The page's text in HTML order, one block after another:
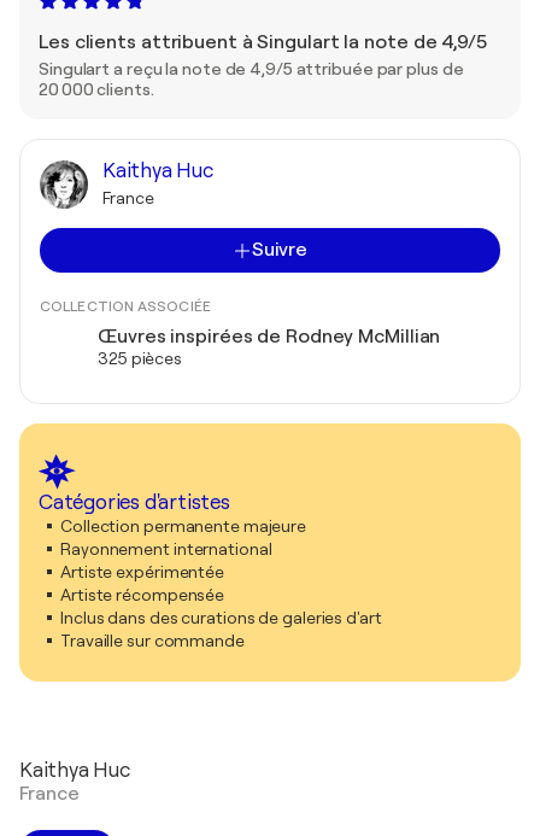
Les clients attribuent à Singulart la note de 4,9/5
Singulart a reçu la note de 4,9/5 attribuée par plus de
20 000 clients.
Kaithya Huc
France
Suivre
COLLECTION ASSOCIÉE
Œuvres inspirées de Rodney McMillian
325 pièces
Catégories d'artistes
Collection permanente majeure
Rayonnement international
Artiste expérimentée
Artiste récompensée
Inclus dans des curations de galeries d'art
Travaille sur commande
Kaithya Huc
France